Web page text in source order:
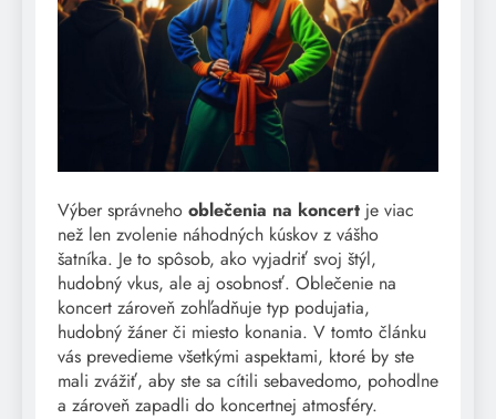
Výber správneho oblečenia na koncert je viac
než len zvolenie náhodných kúskov z vášho
šatníka. Je to spôsob, ako vyjadriť svoj štýl,
hudobný vkus, ale aj osobnosť. Oblečenie na
koncert zároveň zohľadňuje typ podujatia,
hudobný žáner či miesto konania. V tomto článku
vás prevedieme všetkými aspektami, ktoré by ste
mali zvážiť, aby ste sa cítili sebavedomo, pohodlne
a zároveň zapadli do koncertnej atmosféry.